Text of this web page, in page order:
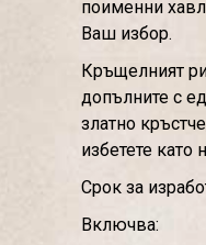
поименни
Ваш избор.
Кръщелният
допълните с
златно
избетете като
Срок за
Включва: